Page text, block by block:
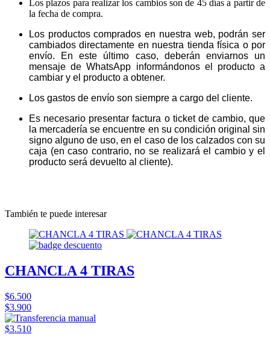
Los plazos para realizar los cambios son de 45 días a partir de
la fecha de compra.
Los productos comprados en nuestra web, podrán ser
cambiados directamente en nuestra tienda física o por
envío. En este último caso, deberán enviarnos un
mensaje de WhatsApp informándonos el producto a
cambiar y el producto a obtener.
Los gastos de envío son siempre a cargo del cliente.
Es necesario presentar factura o ticket de cambio, que
la mercadería se encuentre en su condición original sin
signo alguno de uso, en el caso de los calzados con su
caja (en caso contrario, no se realizará el cambio y el
producto será devuelto al cliente).
También te puede interesar
CHANCLA 4 TIRAS
$6.500
$3.900
$3.510